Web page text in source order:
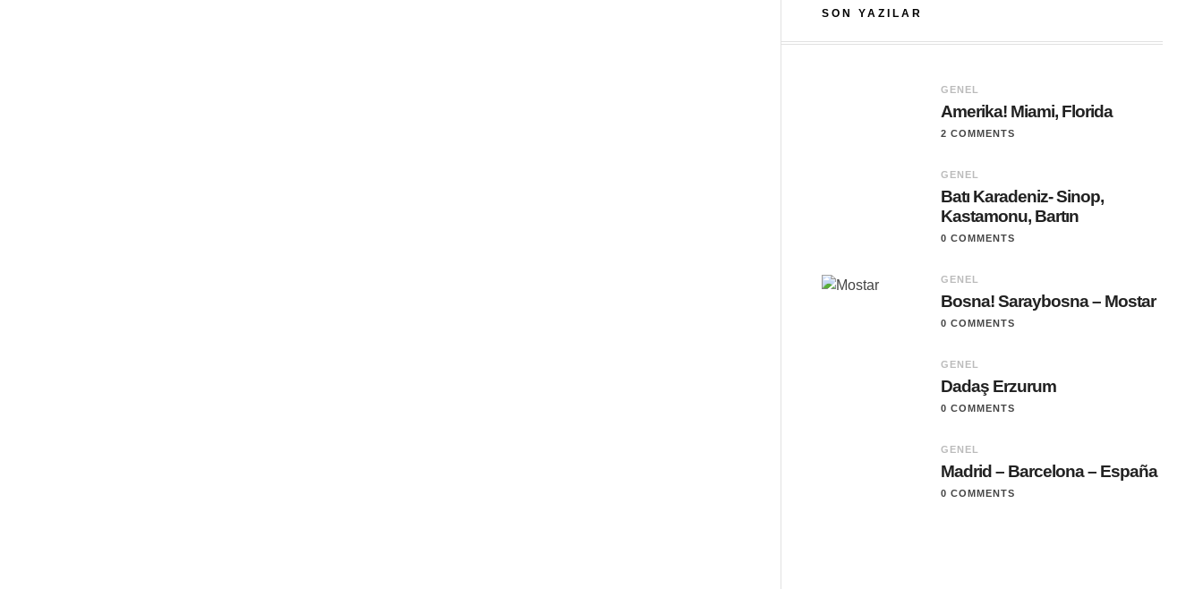
SON YAZILAR
GENEL
Amerika! Miami, Florida
2 COMMENTS
GENEL
Batı Karadeniz- Sinop,
Kastamonu, Bartın
0 COMMENTS
GENEL
Bosna! Saraybosna – Mostar
0 COMMENTS
GENEL
Dadaş Erzurum
0 COMMENTS
GENEL
Madrid – Barcelona – España
0 COMMENTS